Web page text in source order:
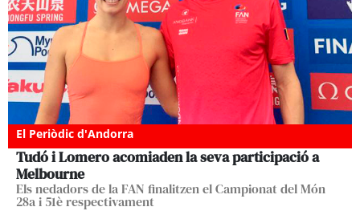
El Periòdic d'Andorra
Tudó i Lomero acomiaden la seva participació a
Melbourne
Els nedadors de la FAN finalitzen el Campionat del Món
28a i 51è respectivament